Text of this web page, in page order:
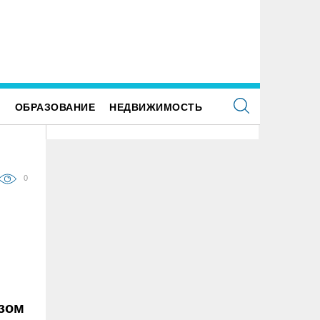
ОБРАЗОВАНИЕ НЕДВИЖИМОСТЬ
0